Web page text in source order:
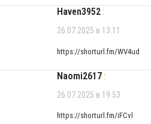
Haven3952:
26.07.2025 в 13:11
https://shorturl.fm/WV4ud
Naomi2617:
26.07.2025 в 19:53
https://shorturl.fm/iFCvl